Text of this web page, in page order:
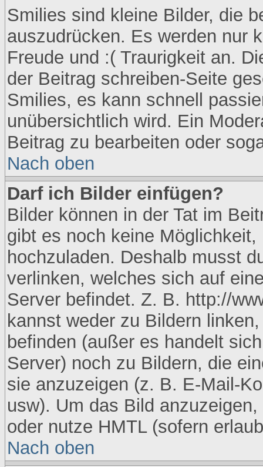
Smilies sind kleine Bilder, die
auszudrücken. Es werden nur
Freude und :( Traurigkeit an.
der Beitrag schreiben-Seite
Smilies, es kann schnell
unübersichtlich wird. Ein
Beitrag zu bearbeiten oder
Nach oben
Darf ich Bilder einfügen?
Bilder können in der Tat im
gibt es noch keine
hochzuladen. Deshalb musst
verlinken, welches sich auf
Server befindet. Z. B. http://
kannst weder zu Bildern
befinden (außer es handelt
Server) noch zu Bildern, die
sie anzuzeigen (z. B. E-Mail-
usw). Um das Bild
oder nutze HMTL (sofern
Nach oben